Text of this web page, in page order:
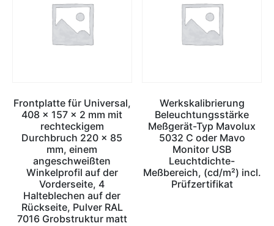
Frontplatte für Universal,
408 x 157 x 2 mm mit
rechteckigem
Durchbruch 220 x 85
mm, einem
angeschweißten
Winkelprofil auf der
Vorderseite, 4
Halteblechen auf der
Rückseite, Pulver RAL
7016 Grobstruktur matt
Werkskalibrierung
Beleuchtungsstärke
Meßgerät-Typ Mavolux
5032 C oder Mavo
Monitor USB
Leuchtdichte-
Meßbereich, (cd/m²) incl.
Prüfzertifikat